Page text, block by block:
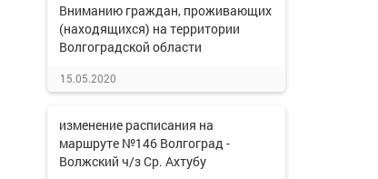
Вниманию граждан, проживающих
(находящихся) на территории
Волгоградской области
15.05.2020
изменение расписания на
маршруте №146 Волгоград -
Волжский ч/з Ср. Ахтубу